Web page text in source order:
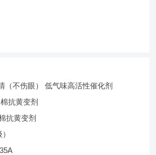
（不伤眼） 低气味高活性催化剂
抗黄变剂
抗黄变剂